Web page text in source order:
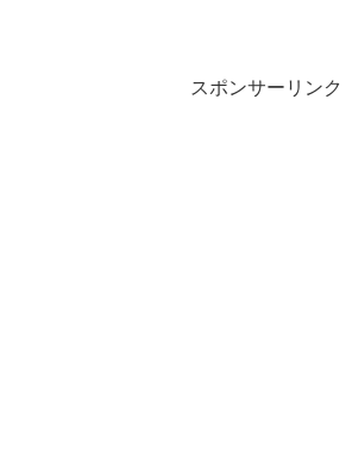
スポンサーリンク